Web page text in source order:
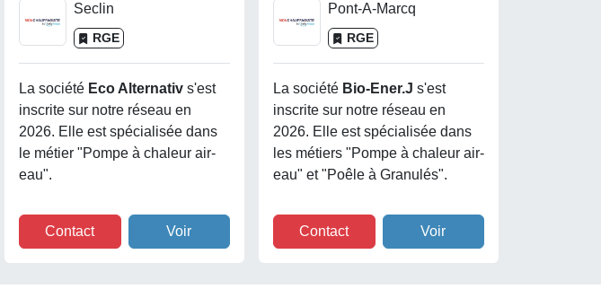
Seclin
RGE
La société Eco Alternativ s'est
inscrite sur notre réseau en
2026. Elle est spécialisée dans
le métier "Pompe à chaleur air-
eau".
Contact Voir
Pont-A-Marcq
RGE
La société Bio-Ener.j s'est
inscrite sur notre réseau en
2026. Elle est spécialisée dans
les métiers "Pompe à chaleur air-
eau" et "Poêle à Granulés".
Contact Voir